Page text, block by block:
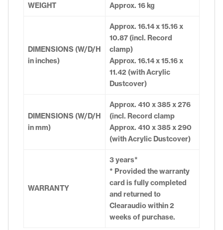
WEIGHT Approx. 16 kg
DIMENSIONS (W/D/H
in inches)
Approx. 16.14 x 15.16 x
10.87 (incl. Record
clamp)
Approx. 16.14 x 15.16 x
11.42 (with Acrylic
Dustcover)
DIMENSIONS (W/D/H
in mm)
Approx. 410 x 385 x 276
(incl. Record clamp
Approx. 410 x 385 x 290
(with Acrylic Dustcover)
WARRANTY
3 years*
* Provided the warranty
card is fully completed
and returned to
Clearaudio within 2
weeks of purchase.